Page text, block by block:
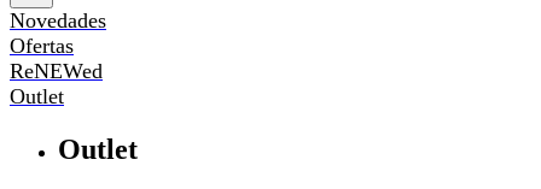
Novedades
Ofertas
ReNEWed
Outlet
Outlet